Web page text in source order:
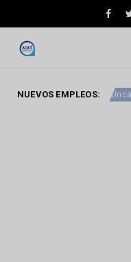
NUEVOS EMPLEOS:
Uncategorized